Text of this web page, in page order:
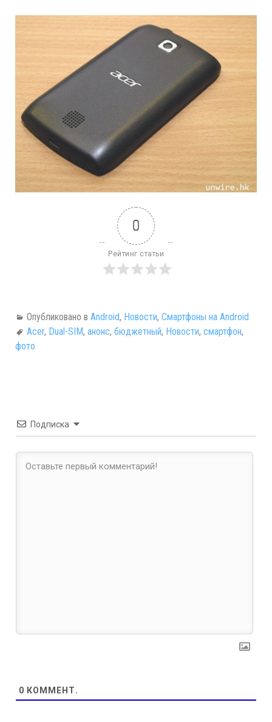
0
Рейтинг статьи
Опубликовано в Android, Новости, Смартфоны на Android
Acer, Dual-SIM, анонс, бюджетный, Новости, смартфон,
фото
Подписка
0 КОММЕНТ.